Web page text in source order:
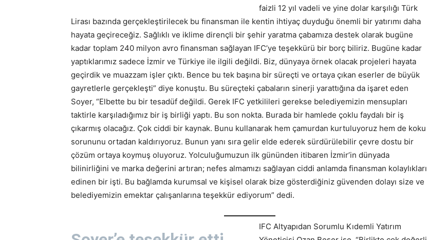
faizli 12 yıl vadeli ve yine dolar karşılığı Türk
Lirası bazında gerçekleştirilecek bu finansman ile kentin ihtiyaç duyduğu önemli bir yatırımı daha
hayata geçireceğiz. Sağlıklı ve iklime dirençli bir şehir yaratma çabamıza destek olarak bugüne
kadar toplam 240 milyon avro finansman sağlayan IFC’ye teşekkürü bir borç biliriz. Bugüne kadar
yaptıklarımız sadece İzmir ve Türkiye ile ilgili değildi. Biz, dünyaya örnek olacak projeleri hayata
geçirdik ve muazzam işler çıktı. Bence bu tek başına bir süreçti ve ortaya çıkan eserler de büyük
gayretlerle gerçekleşti” diye konuştu. Bu süreçteki çabaların sinerji yarattığına da işaret eden
Soyer, “Elbette bu bir tesadüf değildi. Gerek IFC yetkilileri gerekse belediyemizin mensupları
taktirle karşıladığımız bir iş birliği yaptı. Bu son nokta. Burada bir hamlede çoklu faydalı bir iş
çıkarmış olacağız. Çok ciddi bir kaynak. Bunu kullanarak hem çamurdan kurtuluyoruz hem de koku
sorununu ortadan kaldırıyoruz. Bunun yanı sıra gelir elde ederek sürdürülebilir çevre dostu bir
çözüm ortaya koymuş oluyoruz. Yolculuğumuzun ilk gününden itibaren İzmir’in dünyada
bilinirliğini ve marka değerini artıran; nefes almamızı sağlayan ciddi anlamda finansman kolaylıkları
edinen bir işti. Bu bağlamda kurumsal ve kişisel olarak bize gösterdiğiniz güvenden dolayı size ve
belediyemizin emektar çalışanlarına teşekkür ediyorum” dedi.
IFC Altyapıdan Sorumlu Kıdemli Yatırım